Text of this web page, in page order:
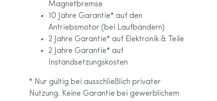
Magnetbremse
10 Jahre Garantie* auf den
Antriebsmotor (bei Laufbändern)
2 Jahre Garantie* auf Elektronik & Teile
2 Jahre Garantie* auf
Instandsetzungskosten
* Nur gültig bei ausschließlich privater
Nutzung. Keine Garantie bei gewerblichem